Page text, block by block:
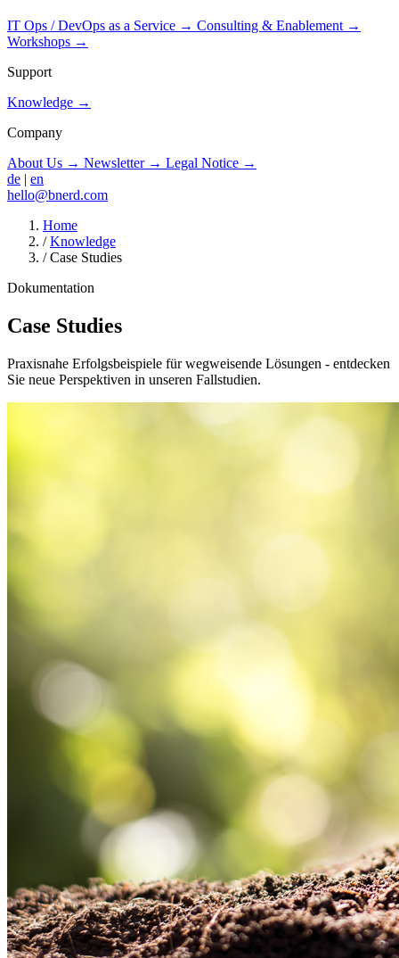
IT Ops / DevOps as a Service → Consulting & Enablement →
Workshops →
Support
Knowledge →
Company
About Us → Newsletter → Legal Notice →
de | en
hello@bnerd.com
Home
/ Knowledge
/ Case Studies
Dokumentation
Case Studies
Praxisnahe Erfolgsbeispiele für wegweisende Lösungen - entdecken
Sie neue Perspektiven in unseren Fallstudien.